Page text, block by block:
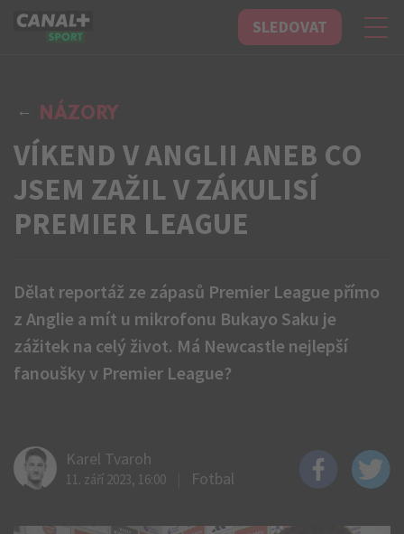
CANAL+ Sport SLEDOVAT
NÁZORY
VÍKEND V ANGLII ANEB CO
JSEM ZAŽIL V ZÁKULISÍ
PREMIER LEAGUE
Dělat reportáž ze zápasů Premier League přímo
z Anglie a mít u mikrofonu Bukayo Saku je
zážitek na celý život. Má Newcastle nejlepší
fanoušky v Premier League?
Karel Tvaroh
11. září 2023, 16:00 Fotbal